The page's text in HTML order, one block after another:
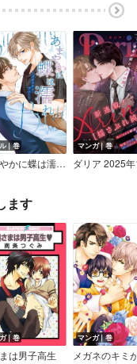
｜巻
あまやかに蝶は濡れ ～バタフライ・ブルー～（小説）【電子限定書き下ろし付き】【イラスト入り】
マンガ｜巻
ます
｜巻
は男子高生
マンガ｜巻